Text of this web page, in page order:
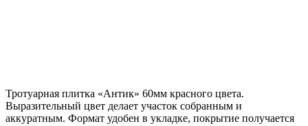
Тротуарная плитка «Антик» 60мм красного цвета.
Выразительный цвет делает участок собранным и
аккуратным. Формат удобен в укладке, покрытие получается